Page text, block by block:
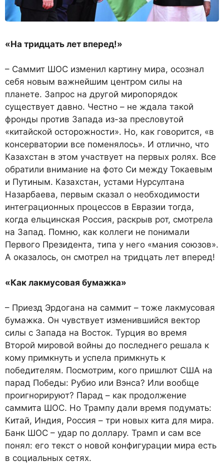
«На тридцать лет вперед!»
– Саммит ШОС изменил картину мира, осознал
себя новым важнейшим центром силы на
планете. Запрос на другой миропорядок
существует давно. Честно – не ждала такой
фронды против Запада из-за пресловутой
«китайской осторожности». Но, как говорится, «в
консерватории все поменялось». И отлично, что
Казахстан в этом участвует на первых ролях. Все
обратили внимание на фото Си между Токаевым
и Путиным. Казахстан, устами Нурсултана
Назарбаева, первым сказал о необходимости
интеграционных процессов в Евразии тогда,
когда ельцинская Россия, раскрыв рот, смотрела
на Запад. Помню, как коллеги не понимали
Первого Президента, типа у него «мания союзов».
А оказалось, он смотрел на тридцать лет вперед!
«Как лакмусовая бумажка»
– Приезд Эрдогана на саммит – тоже лакмусовая
бумажка. Он чувствует изменившийся вектор
силы с Запада на Восток. Турция во время
Второй мировой войны до последнего решала к
кому примкнуть и успела примкнуть к
победителям. Посмотрим, кого пришлют США на
парад Победы: Рубио или Вэнса? Или вообще
проигнорируют? Парад – как продолжение
саммита ШОС. Но Трампу дали время подумать:
Китай, Индия, Россия – три новых кита для мира.
Банк ШОС – удар по доллару. Трамп и сам все
понял: его текст о новой конфигурации мира есть
в социальных сетях.